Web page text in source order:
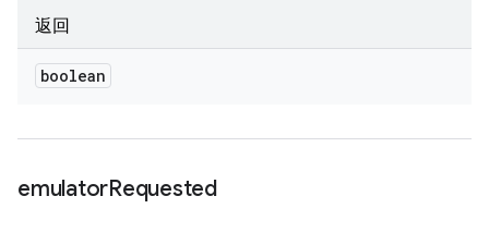
返回
boolean
emulatorRequested